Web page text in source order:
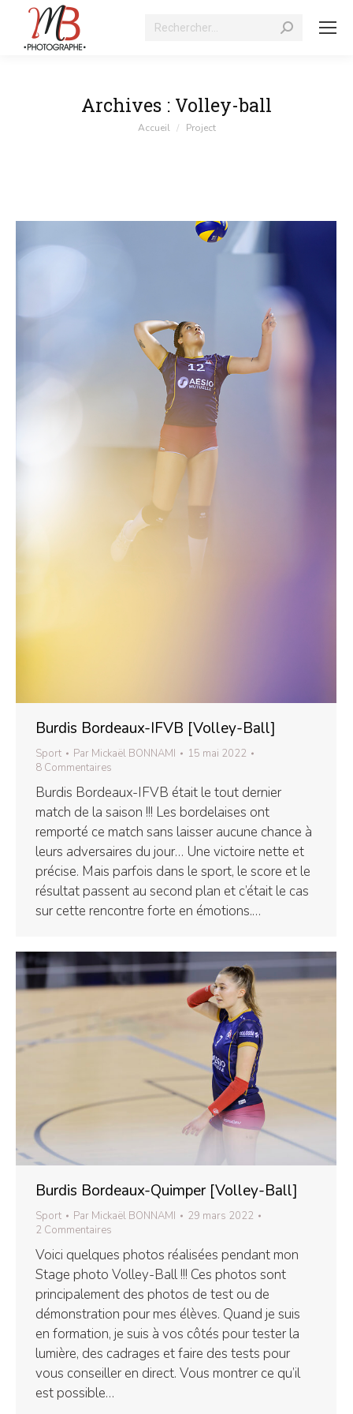
Recherche
Archives : Volley-ball
Vous êtes ici :
Accueil Project
Burdis Bordeaux-IFVB [Volley-Ball]
Sport Par Mickaël BONNAMI
15 mai 2022
8 Commentaires
Burdis Bordeaux-IFVB était le tout dernier
match de la saison !!! Les bordelaises ont
remporté ce match sans laisser aucune chance à
leurs adversaires du jour… Une victoire nette et
précise. Mais parfois dans le sport, le score et le
résultat passent au second plan et c’était le cas
sur cette rencontre forte en émotions.…
Burdis Bordeaux-Quimper [Volley-Ball]
Sport Par Mickaël BONNAMI
29 mars 2022
2 Commentaires
Voici quelques photos réalisées pendant mon
Stage photo Volley-Ball !!! Ces photos sont
principalement des photos de test ou de
démonstration pour mes élèves. Quand je suis
en formation, je suis à vos côtés pour tester la
lumière, des cadrages et faire des tests pour
vous conseiller en direct. Vous montrer ce qu’il
est possible…